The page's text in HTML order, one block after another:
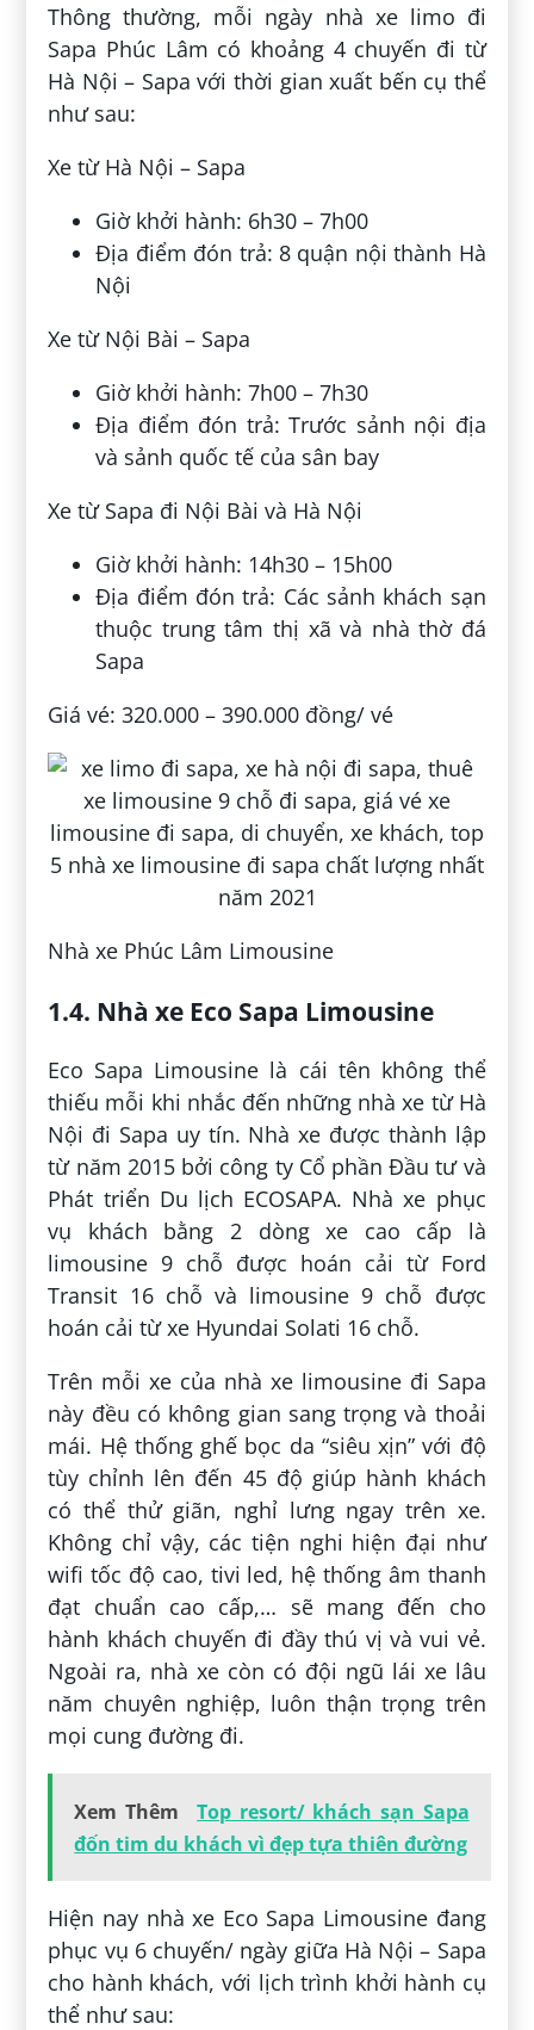
Thông thường, mỗi ngày nhà xe limo đi
Sapa Phúc Lâm có khoảng 4 chuyến đi từ
Hà Nội – Sapa với thời gian xuất bến cụ thể
như sau:
Xe từ Hà Nội – Sapa
Giờ khởi hành: 6h30 – 7h00
Địa điểm đón trả: 8 quận nội thành Hà
Nội
Xe từ Nội Bài – Sapa
Giờ khởi hành: 7h00 – 7h30
Địa điểm đón trả: Trước sảnh nội địa
và sảnh quốc tế của sân bay
Xe từ Sapa đi Nội Bài và Hà Nội
Giờ khởi hành: 14h30 – 15h00
Địa điểm đón trả: Các sảnh khách sạn
thuộc trung tâm thị xã và nhà thờ đá
Sapa
Giá vé: 320.000 – 390.000 đồng/ vé
Nhà xe Phúc Lâm Limousine
1.4. Nhà xe Eco Sapa Limousine
Eco Sapa Limousine là cái tên không thể
thiếu mỗi khi nhắc đến những nhà xe từ Hà
Nội đi Sapa uy tín. Nhà xe được thành lập
từ năm 2015 bởi công ty Cổ phần Đầu tư và
Phát triển Du lịch ECOSAPA. Nhà xe phục
vụ khách bằng 2 dòng xe cao cấp là
limousine 9 chỗ được hoán cải từ Ford
Transit 16 chỗ và limousine 9 chỗ được
hoán cải từ xe Hyundai Solati 16 chỗ.
Trên mỗi xe của nhà xe limousine đi Sapa
này đều có không gian sang trọng và thoải
mái. Hệ thống ghế bọc da “siêu xịn” với độ
tùy chỉnh lên đến 45 độ giúp hành khách
có thể thử giãn, nghỉ lưng ngay trên xe.
Không chỉ vậy, các tiện nghi hiện đại như
wifi tốc độ cao, tivi led, hệ thống âm thanh
đạt chuẩn cao cấp,… sẽ mang đến cho
hành khách chuyến đi đầy thú vị và vui vẻ.
Ngoài ra, nhà xe còn có đội ngũ lái xe lâu
năm chuyên nghiệp, luôn thận trọng trên
mọi cung đường đi.
Xem Thêm
Top resort/ khách sạn Sapa
đốn tim du khách vì đẹp tựa thiên đường
Hiện nay nhà xe Eco Sapa Limousine đang
phục vụ 6 chuyến/ ngày giữa Hà Nội – Sapa
cho hành khách, với lịch trình khởi hành cụ
thể như sau: